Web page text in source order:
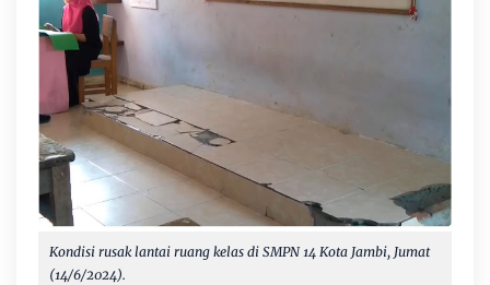
Kondisi rusak lantai ruang kelas di SMPN 14 Kota Jambi, Jumat
(14/6/2024).